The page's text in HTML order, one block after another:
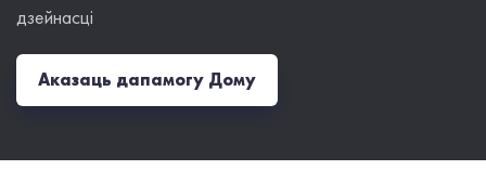
дзейнасці
Аказаць дапамогу Дому